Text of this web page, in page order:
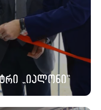
„იალონი“